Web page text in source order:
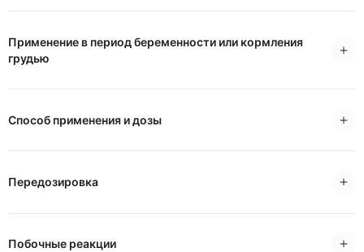
Применение в период беременности или кормления
грудью
Способ применения и дозы
Передозировка
Побочные реакции